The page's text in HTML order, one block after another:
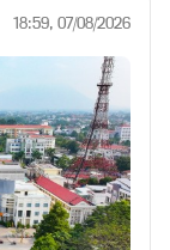
18:59, 07/08/2026